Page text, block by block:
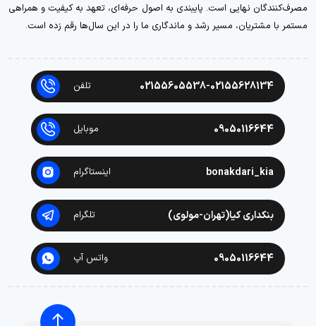
مصرف‌کنندگان نهایی است. پایبندی به اصول حرفه‌ای، تعهد به کیفیت و همراهی
مستمر با مشتریان، مسیر رشد و ماندگاری ما را در این سال‌ها رقم زده است.
02155605538-02155628134 تلفن
09050116644 موبایل
bonakdari_kia اینستاگرام
بنکداری کیا(تهران-مولوی) تلگرام
09050116644 واتس آپ